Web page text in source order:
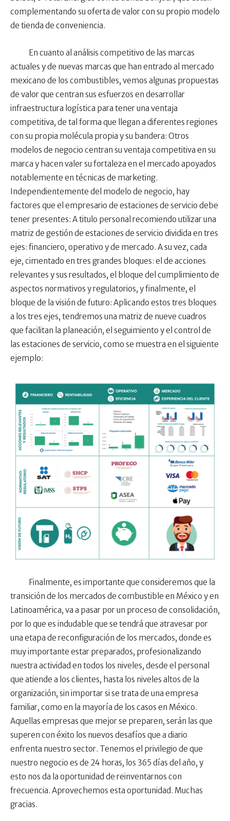
complementando su oferta de valor con su propio modelo
de tienda de conveniencia.
En cuanto al análisis competitivo de las marcas
actuales y de nuevas marcas que han entrado al mercado
mexicano de los combustibles, vemos algunas propuestas
de valor que centran sus esfuerzos en desarrollar
infraestructura logística para tener una ventaja
competitiva, de tal forma que llegan a diferentes regiones
con su propia molécula propia y su bandera: Otros
modelos de negocio centran su ventaja competitiva en su
marca y hacen valer su fortaleza en el mercado apoyados
notablemente en técnicas de marketing.
Independientemente del modelo de negocio, hay
factores que el empresario de estaciones de servicio debe
tener presentes: A titulo personal recomiendo utilizar una
matriz de gestión de estaciones de servicio dividida en tres
ejes: financiero, operativo y de mercado. A su vez, cada
eje, cimentado en tres grandes bloques: el de acciones
relevantes y sus resultados, el bloque del cumplimiento de
aspectos normativos y regulatorios, y finalmente, el
bloque de la visión de futuro: Aplicando estos tres bloques
a los tres ejes, tendremos una matriz de nueve cuadros
que facilitan la planeación, el seguimiento y el control de
las estaciones de servicio, como se muestra en el siguiente
ejemplo:
Finalmente, es importante que consideremos que la
transición de los mercados de combustible en México y en
Latinoamérica, va a pasar por un proceso de consolidación,
por lo que es indudable que se tendrá que atravesar por
una etapa de reconfiguración de los mercados, donde es
muy importante estar preparados, profesionalizando
nuestra actividad en todos los niveles, desde el personal
que atiende a los clientes, hasta los niveles altos de la
organización, sin importar si se trata de una empresa
familiar, como en la mayoría de los casos en México.
Aquellas empresas que mejor se preparen, serán las que
superen con éxito los nuevos desafíos que a diario
enfrenta nuestro sector. Tenemos el privilegio de que
nuestro negocio es de 24 horas, los 365 días del año, y
esto nos da la oportunidad de reinventarnos con
frecuencia. Aprovechemos esta oportunidad. Muchas
gracias.